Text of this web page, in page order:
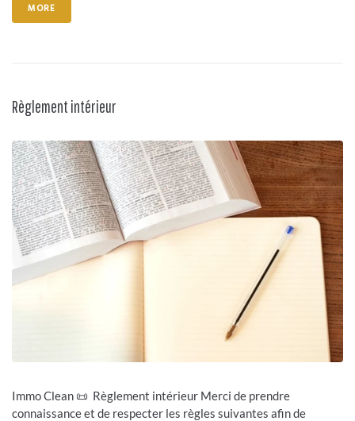
MORE
Règlement intérieur
Immo Clean 📜 Règlement intérieur Merci de prendre
connaissance et de respecter les règles suivantes afin de